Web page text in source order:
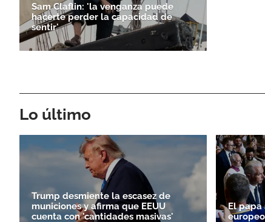
Sam Claflin: 'la venganza puede
hacerte perder la capacidad de
sentir'
Lo último
Trump desmiente la escasez de
municiones y afirma que EEUU
cuenta con 'cantidades masivas'
El papa